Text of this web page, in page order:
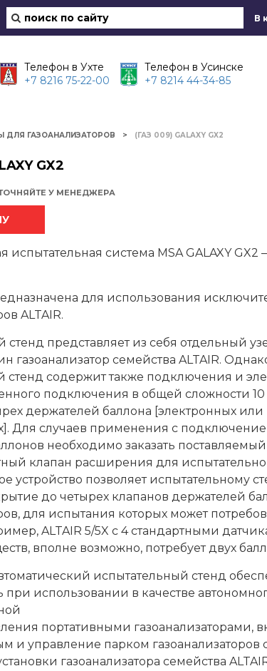
В
Телефон в Ухте
+7 8216 75-22-00
Телефон в Усинске
+7 8214 44-34-85
ДЛЯ ГАЗОАНАЛИЗАТОРОВ (ГАЗ 009) GALAXY GX2
GX2
У МЕНЕДЖЕРА
испытательная система MSA GALAXY
для использования
ALTAIR.
стенд представляет из себя отдельный
газоанализатор семейства ALTAIR.
стенд содержит также подключения и
подключения в общей сложности 10
держателей баллона [электронных или
Для случаев применения с
необходимо заказать
клапан расширения для
устройство позволяет испытательному
до четырех клапанов держателей
для испытания которых может
ALTAIR 5/5X с 4 стандартными
вполне возможно, потребует двух
испытательный стенд
при использовании в качестве
портативными газоанализаторами,
и управление парком газоанализаторов
газоанализатора семейства